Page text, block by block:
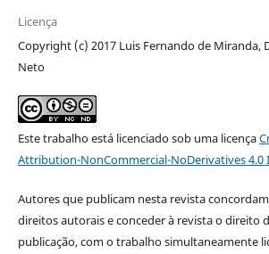
Licença
Copyright (c) 2017 Luis Fernando de Miranda,
Neto
Este trabalho está licenciado sob uma licença
Attribution-NonCommercial-NoDerivatives 4.0
Autores que publicam nesta revista
direitos autorais e conceder à revista o direito
publicação, com o trabalho simultaneamente